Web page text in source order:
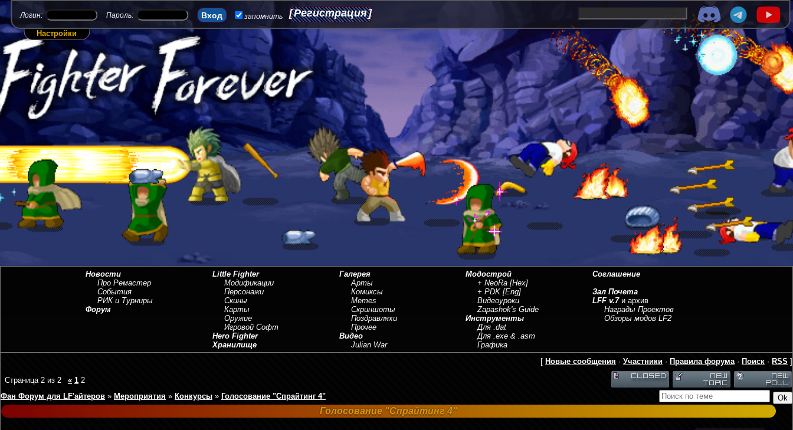
Логин: Пароль: запомнить Регистрация
Настройки
Новости
Про Ремастер
События
РИК и Турниры
Форум
Little Fighter
Модификации
Персонажи
Скины
Карты
Оружие
Игровой Софт
Hero Fighter
Хранилище
Галерея
Арты
Комиксы
Memes
Скриншоты
Поздравляхи
Прочее
Видео
Julian War
Модострой
+ NeoRa [Hex]
+ PDK [Eng]
Видеоуроки
Zapashok's Guide
Инструменты
Для .dat
Для .exe & .asm
Графика
Соглашение
Зал Почета
LFF v.7и архив
Награды Проектов
Обзоры модов LF2
[ Новые сообщения · Участники · Правила форума· Поиск · RSS ]
Страница 2 из 2 « 1 2
Фан Форум для LF'айтеров » Мероприятия » Конкурсы » Голосование "Спрайтинг 4"
Голосование "Спрайтинг 4"